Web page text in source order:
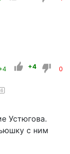
+4 0
Устюгова.
с ним